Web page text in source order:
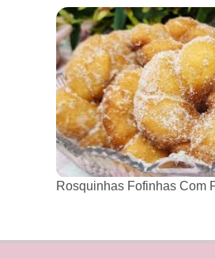
Rosquinhas Fofinhas Com